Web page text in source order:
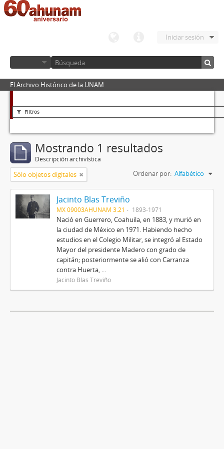
Iniciar sesión
El Archivo Histórico de la UNAM
Filtros
Mostrando 1 resultados
Descripción archivística
Sólo objetos digitales Ordenar por: Alfabético
Jacinto Blas Treviño
MX 09003AHUNAM 3.21 1893-1971
Nació en Guerrero, Coahuila, en 1883, y murió en
la ciudad de México en 1971. Habiendo hecho
estudios en el Colegio Militar, se integró al Estado
Mayor del presidente Madero con grado de
capitán; posteriormente se alió con Carranza
contra Huerta, ...
Jacinto Blas Treviño